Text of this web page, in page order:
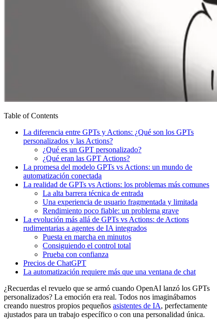
Table of Contents
La diferencia entre GPTs y Actions: ¿Qué son los GPTs
personalizados y las Actions?
¿Qué es un GPT personalizado?
¿Qué eran las GPT Actions?
La promesa del modelo GPTs vs Actions: un mundo de
automatización conectada
La realidad de GPTs vs Actions: los problemas más comunes
La alta barrera técnica de entrada
Una experiencia de usuario fragmentada y limitada
Rendimiento poco fiable: un problema grave
La evolución más allá de GPTs vs Actions: de Actions
rudimentarias a agentes de IA integrados
Puesta en marcha en minutos
Consiguiendo el control total
Prueba con confianza
Precios de ChatGPT
La automatización requiere más que una ventana de chat
¿Recuerdas el revuelo que se armó cuando OpenAI lanzó los GPTs
personalizados? La emoción era real. Todos nos imaginábamos
creando nuestros propios pequeños asistentes de IA, perfectamente
ajustados para un trabajo específico o con una personalidad única.